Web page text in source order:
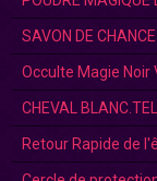
SAVON DE
Occulte Magie Noir
CHEVAL
Retour Rapide de